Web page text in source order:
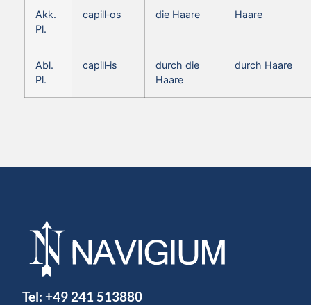
Akk.
Pl.
capill‑os die Haare Haare
Abl.
Pl.
capill‑is
durch die
Haare
durch Haare
Tel: +49 241 513880